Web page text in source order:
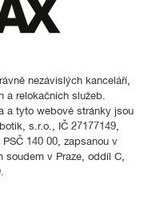
nezávislých kanceláří,
a relokačních služeb.
a tyto webové stránky jsou
s.r.o., IČ 27177149,
140 00, zapsanou v
soudem v Praze, oddíl C,